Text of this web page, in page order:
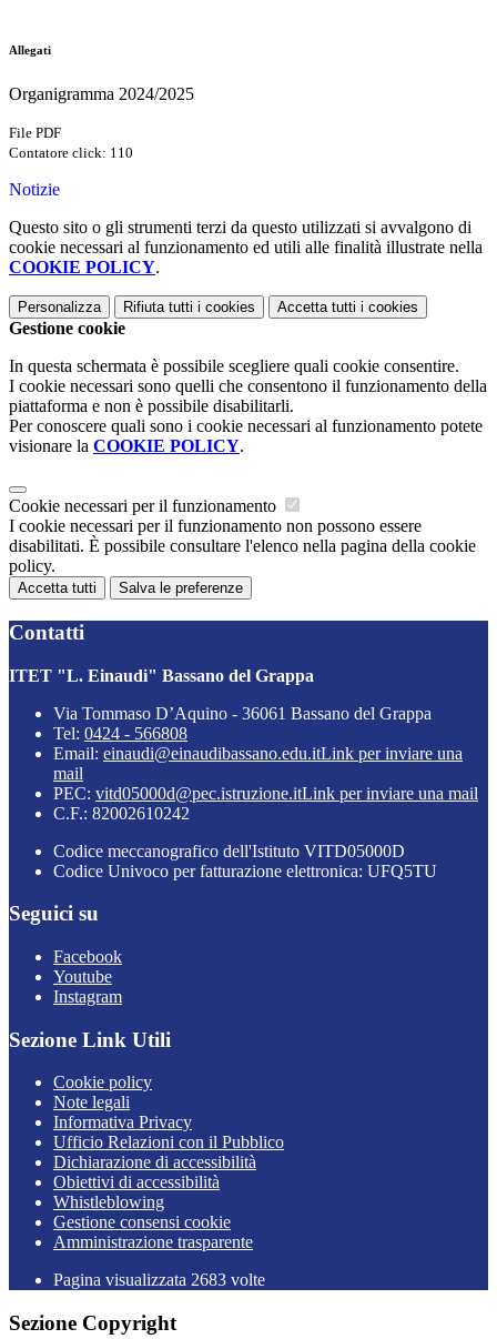
Allegati
Organigramma 2024/2025
File PDF
Contatore click: 110
Notizie
Questo sito o gli strumenti terzi da questo utilizzati si avvalgono di
cookie necessari al funzionamento ed utili alle finalità illustrate nella
COOKIE POLICY.
Personalizza Rifiuta tutti i cookies Accetta tutti i cookies
Gestione cookie
In questa schermata è possibile scegliere quali cookie consentire.
I cookie necessari sono quelli che consentono il funzionamento della
piattaforma e non è possibile disabilitarli.
Per conoscere quali sono i cookie necessari al funzionamento potete
visionare la COOKIE POLICY.
Cookie necessari per il funzionamento
I cookie necessari per il funzionamento non possono essere
disabilitati. È possibile consultare l'elenco nella pagina della cookie
policy.
Accetta tutti Salva le preferenze
Contatti
ITET "L. Einaudi" Bassano del Grappa
Via Tommaso D’Aquino - 36061 Bassano del Grappa
Tel: 0424 - 566808
Email: einaudi@einaudibassano.edu.itLink per inviare una
mail
PEC: vitd05000d@pec.istruzione.itLink per inviare una mail
C.F.: 82002610242
Codice meccanografico dell'Istituto VITD05000D
Codice Univoco per fatturazione elettronica: UFQ5TU
Seguici su
Facebook
Youtube
Instagram
Sezione Link Utili
Cookie policy
Note legali
Informativa Privacy
Ufficio Relazioni con il Pubblico
Dichiarazione di accessibilità
Obiettivi di accessibilità
Whistleblowing
Gestione consensi cookie
Amministrazione trasparente
Pagina visualizzata 2683 volte
Sezione Copyright